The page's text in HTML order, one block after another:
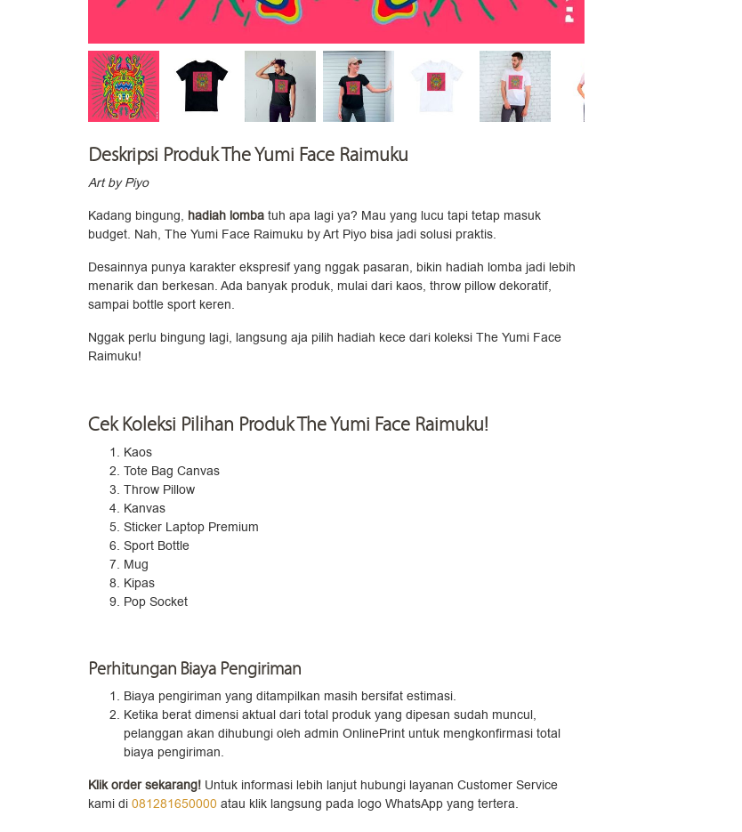
Deskripsi Produk The Yumi Face Raimuku
Art by Piyo
Kadang bingung, hadiah lomba tuh apa lagi ya? Mau yang lucu tapi tetap masuk
budget. Nah, The Yumi Face Raimuku by Art Piyo bisa jadi solusi praktis.
Desainnya punya karakter ekspresif yang nggak pasaran, bikin hadiah lomba jadi lebih
menarik dan berkesan. Ada banyak produk, mulai dari kaos, throw pillow dekoratif,
sampai bottle sport keren.
Nggak perlu bingung lagi, langsung aja pilih hadiah kece dari koleksi The Yumi Face
Raimuku!
Cek Koleksi Pilihan Produk The Yumi Face Raimuku!
Kaos
Tote Bag Canvas
Throw Pillow
Kanvas
Sticker Laptop Premium
Sport Bottle
Mug
Kipas
Pop Socket
Perhitungan Biaya Pengiriman
Biaya pengiriman yang ditampilkan masih bersifat estimasi.
Ketika berat dimensi aktual dari total produk yang dipesan sudah muncul,
pelanggan akan dihubungi oleh admin OnlinePrint untuk mengkonfirmasi total
biaya pengiriman.
Klik order sekarang! Untuk informasi lebih lanjut hubungi layanan Customer Service
kami di 081281650000 atau klik langsung pada logo WhatsApp yang tertera.